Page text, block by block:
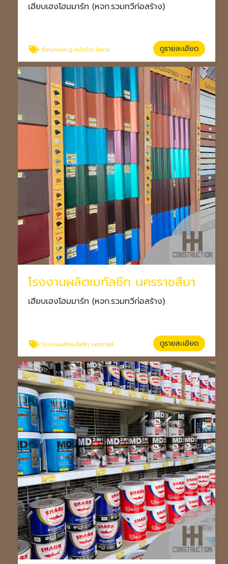
เฮียบเฮงโฮมมาร์ท (หจก.รวมทวีก่อสร้าง)
จำหน่ายประตู หน้าต่าง โคราช ดูรายละเอียด
โรงงานผลิตเมทัลชีท นครราชสีมา
เฮียบเฮงโฮมมาร์ท (หจก.รวมทวีก่อสร้าง)
โรงงานผลิตเมทัลชีท นครราชสีมา ดูรายละเอียด